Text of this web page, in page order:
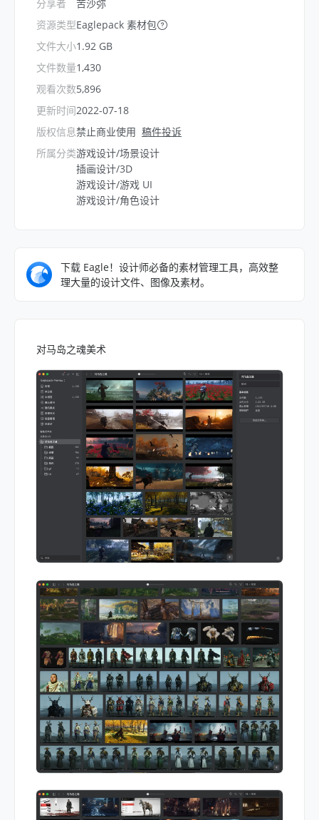
分享者
资源类型
文件大小
文件数量
观看次数
更新时间
版权信息
所属分类
苦沙弥
Eaglepack 素材包
1.92 GB
1,430
5,896
2022-07-18
禁止商业使用 稿件投诉
游戏设计/场景设计
插画设计/3D
游戏设计/游戏 UI
游戏设计/角色设计
下载 Eagle！设计师必备的素材管理工具，高效整
理大量的设计文件、图像及素材。
对马岛之魂美术